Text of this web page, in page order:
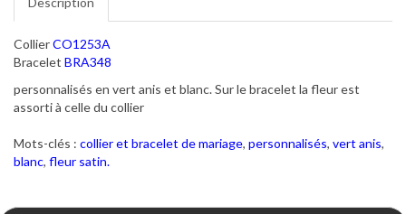
CollierCO1253A
Bracelet BRA348
personnalisés en vert anis et blanc. Sur le bracelet la fleur est
assorti à celle du collier
Mots-clés : collier et bracelet de mariage, personnalisés, vert anis,
blanc, fleur satin.